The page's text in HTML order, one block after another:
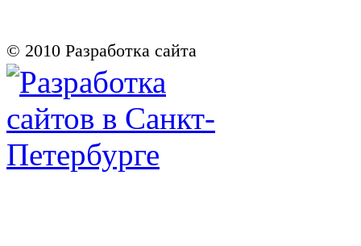
© 2010 Разработка сайта